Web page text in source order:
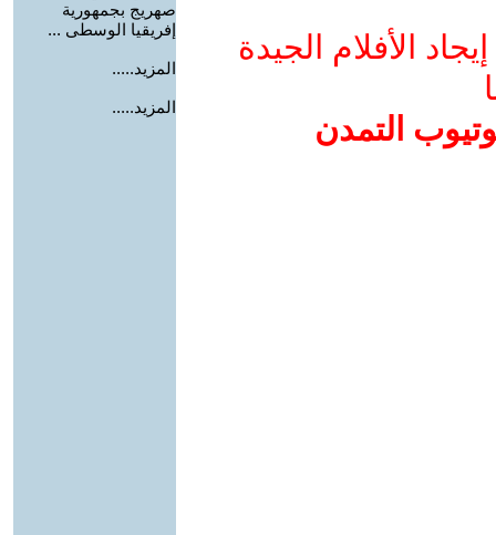
الأفلام الجيدة
التمدن
صهريج بجمهورية
إفريقيا الوسطى ...
المزيد.....
المزيد.....